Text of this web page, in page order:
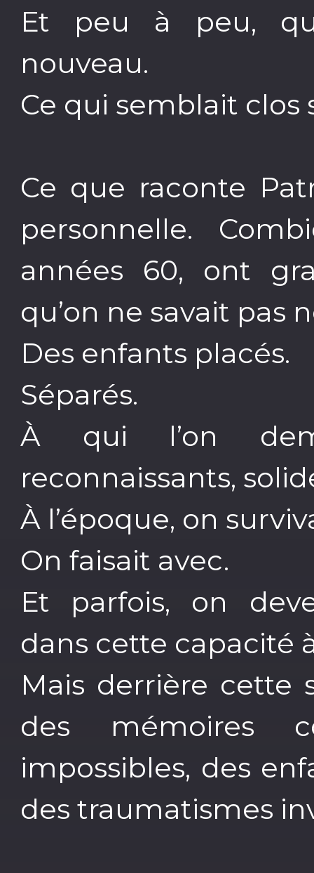
Et peu à peu,
nouveau.
Ce qui semblait
Ce que raconte
personnelle.
années 60, ont
qu’on ne savait pas
Des enfants placés.
Séparés.
À qui l’on
reconnaissants,
À l’époque, on
On faisait avec.
Et parfois, on
dans cette capacité
Mais derrière cette
des mémoires
impossibles, des
des traumatismes